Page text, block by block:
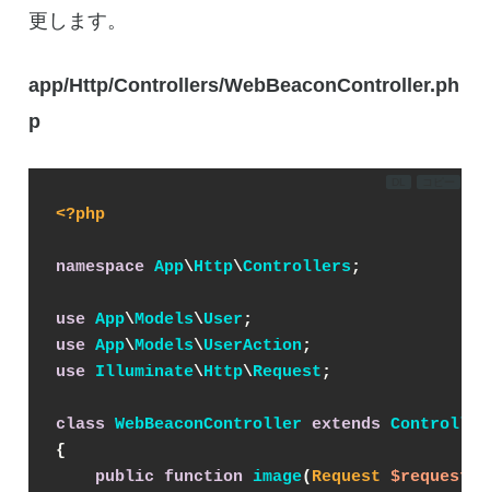
更します。
app/Http/Controllers/WebBeaconController.ph
p
<?php
namespace App\Http\Controllers ;
use App\Models\User ;
use App\Models\UserAction ;
use Illuminate\Http\Request ;
class WebBeaconController extends Controller
{
public function image( Request $request